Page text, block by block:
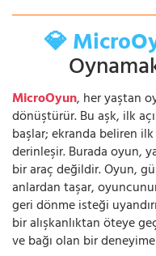
💎
MicroOyun, her yaştan
dönüştürür. Bu aşk, ilk
başlar; ekranda beliren
derinleşir. Burada oyun,
bir araç değildir. Oyun,
anlardan taşar,
geri dönme isteği
bir alışkanlıktan öteye
ve bağı olan bir